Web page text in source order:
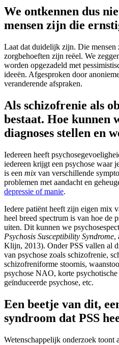
We ontkennen dus
mensen zijn die
Laat dat duidelijk zijn. Die
zorgbehoeften zijn reëel. We
worden opgezadeld met
ideeën. Afgesproken door
veranderende afspraken.
Als schizofrenie als
bestaat. Hoe kunnen
diagnoses stellen en
Iedereen heeft
iedereen krijgt een psychose waar
is een mix van verschillende
problemen met aandacht en
depressie of manie.
Iedere patiënt heeft zijn eigen mix
heel breed spectrum is van hoe de
uiten. Dit kunnen we
Psychosis Susceptibility Syndrome,
Klijn, 2013). Onder PSS vallen al
van psychose zoals schizofrenie,
schizofreniforme stoornis,
psychose NAO, korte
geïnduceerde psychose, etc.
Een beetje van dit,
syndroom dat PSS
Wetenschappelijk onderzoek toont